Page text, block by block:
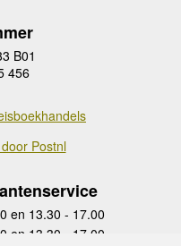
B01
456
Postnl
en 13.30 - 17.00
en 13.30 - 17.00